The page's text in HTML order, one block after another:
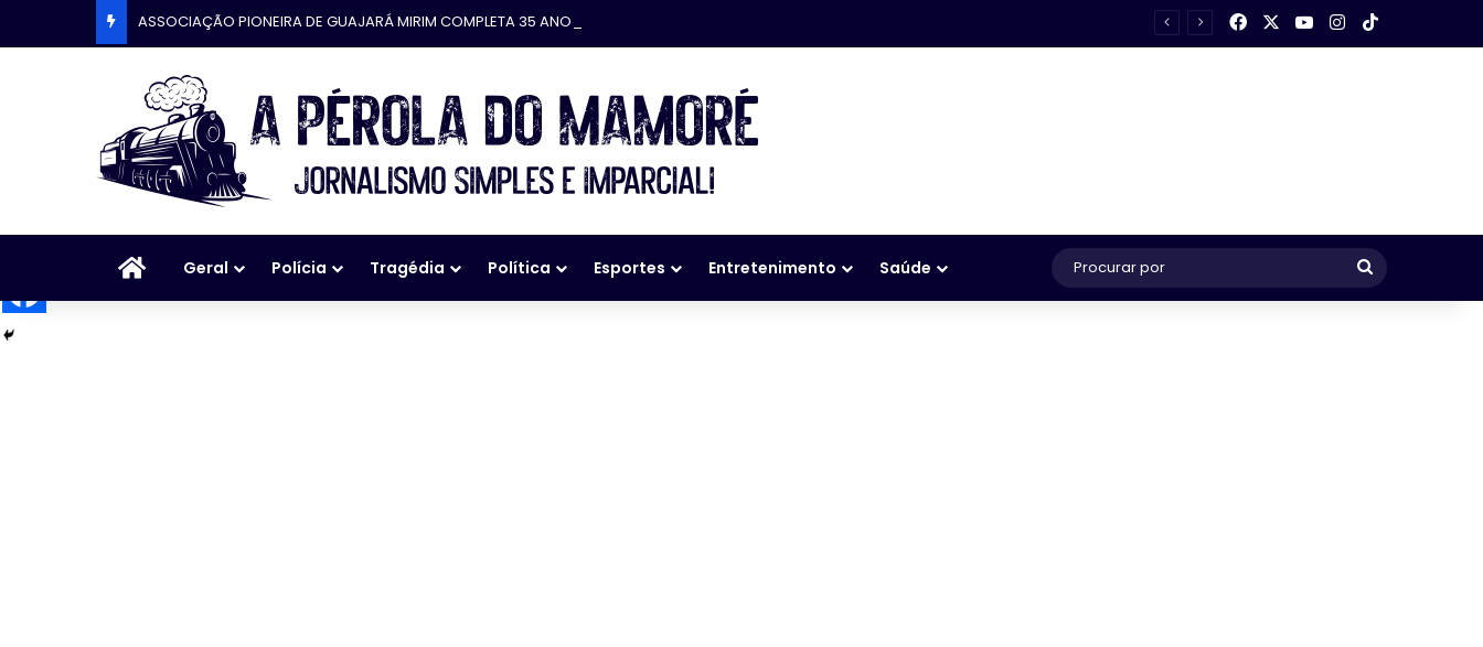
ASSOCIAÇÃO PIONEIRA DE GUAJARÁ MIRIM COMPLETA 35 ANOS FacebookYouTubeInstagram
InícioGeral Polícia Tragédia Política Esportes Entretenimento Saúde
Procurar
por